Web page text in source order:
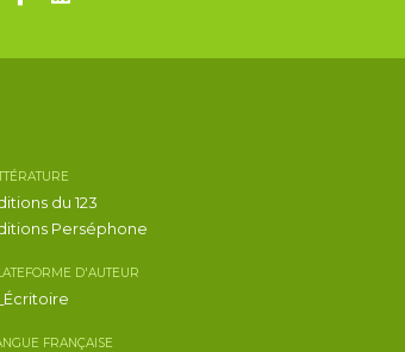
du 123
Perséphone
D'AUTEUR
FRANÇAISE